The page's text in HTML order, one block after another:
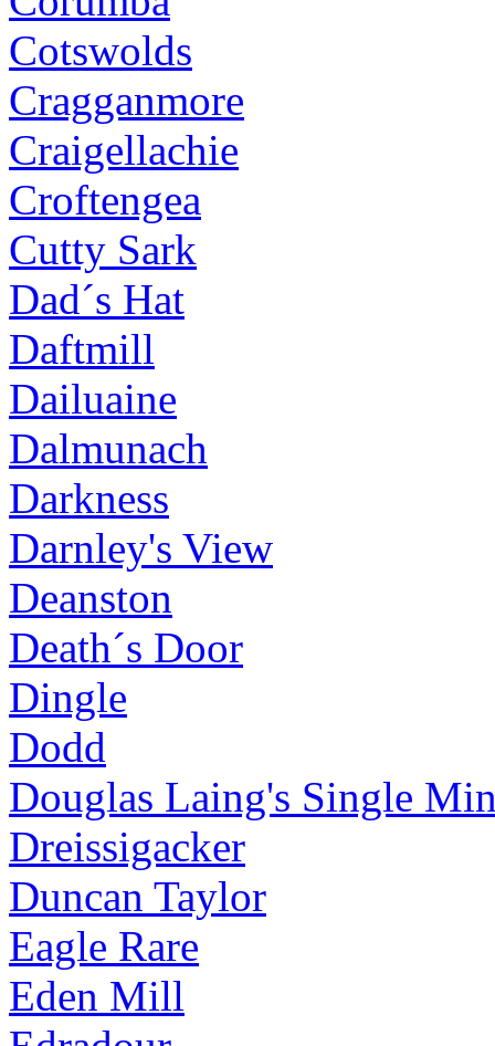
Cotswolds
Cragganmore
Craigellachie
Croftengea
Cutty Sark
Dad´s Hat
Daftmill
Dailuaine
Dalmunach
Darkness
Darnley's View
Deanston
Death´s Door
Dingle
Dodd
Douglas Laing's Single
Dreissigacker
Duncan Taylor
Eagle Rare
Eden Mill